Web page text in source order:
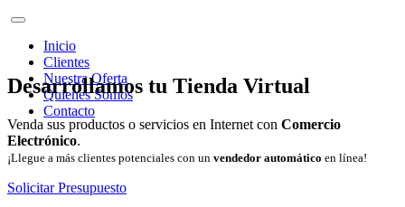
Inicio
Clientes
Nuestra Oferta
Quienes Somos
Contacto
Desarrollamos tu Tienda Virtual
Venda sus productos o servicios en Internet con Comercio
Electrónico.
¡Llegue a más clientes potenciales con un vendedor automático en línea!
Solicitar Presupuesto